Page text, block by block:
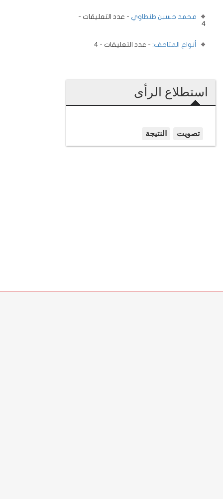
محمد حسين طنطاوي - عدد التعليقات -
4
أنواع المتاحف: - عدد التعليقات - 4
استطلاع الرأى